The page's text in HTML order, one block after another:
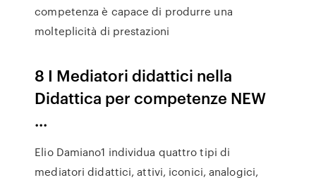
competenza è capace di produrre una
molteplicità di prestazioni
8 I Mediatori didattici nella
Didattica per competenze NEW
...
Elio Damiano1 individua quattro tipi di
mediatori didattici, attivi, iconici, analogici,